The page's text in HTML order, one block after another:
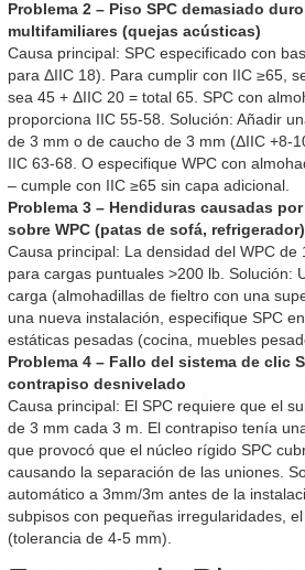
Problema 2 – Piso SPC demasiado
multifamiliares (quejas acústicas)
Causa principal: SPC especificado con
para ΔIIC 18). Para cumplir con IIC ≥65,
sea 45 + ΔIIC 20 = total 65. SPC con
proporciona IIC 55-58. Solución: Añadir
de 3 mm o de caucho de 3 mm (ΔIIC +8-
IIC 63-68. O especifique WPC con
– cumple con IIC ≥65 sin capa adicional.
Problema 3 – Hendiduras causadas
sobre WPC (patas de sofá, refrigerador)
Causa principal: La densidad del WPC de
para cargas puntuales >200 lb. Solución:
carga (almohadillas de fieltro con una
una nueva instalación, especifique SPC
estáticas pesadas (cocina, muebles
Problema 4 – Fallo del sistema de clic
contrapiso desnivelado
Causa principal: El SPC requiere que el
de 3 mm cada 3 m. El contrapiso tenía
que provocó que el núcleo rígido SPC
causando la separación de las uniones.
automático a 3mm/3m antes de la
subpisos con pequeñas irregularidades,
(tolerancia de 4-5 mm).